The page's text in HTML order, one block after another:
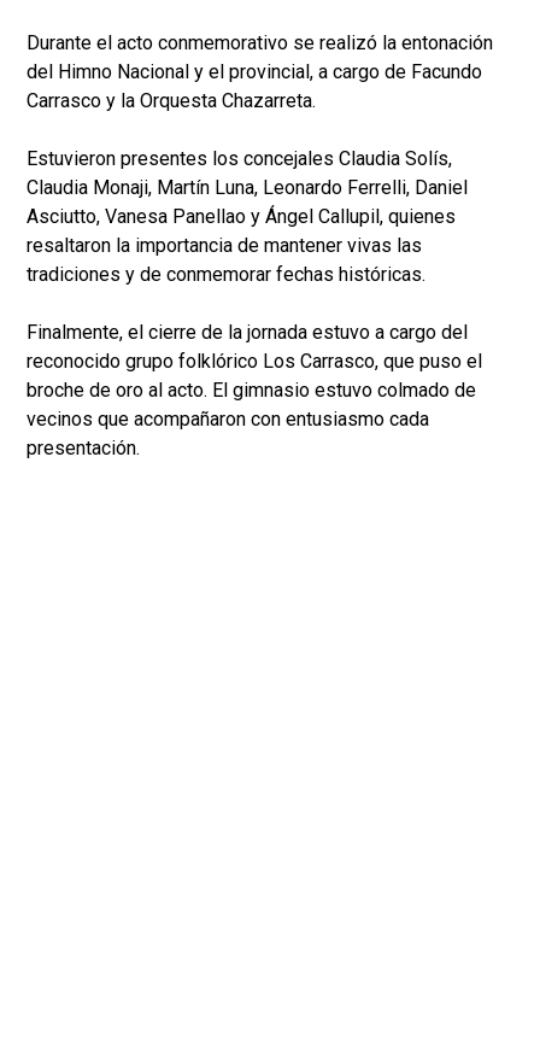
Durante el acto conmemorativo se realizó la entonación
del Himno Nacional y el provincial, a cargo de Facundo
Carrasco y la Orquesta Chazarreta.
Estuvieron presentes los concejales Claudia Solís,
Claudia Monaji, Martín Luna, Leonardo Ferrelli, Daniel
Asciutto, Vanesa Panellao y Ángel Callupil, quienes
resaltaron la importancia de mantener vivas las
tradiciones y de conmemorar fechas históricas.
Finalmente, el cierre de la jornada estuvo a cargo del
reconocido grupo folklórico Los Carrasco, que puso el
broche de oro al acto. El gimnasio estuvo colmado de
vecinos que acompañaron con entusiasmo cada
presentación.